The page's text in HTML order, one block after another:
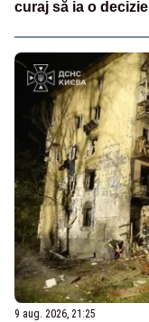
curaj să ia o
9 aug. 2026, 21:25